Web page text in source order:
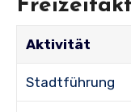
Aktivität
Stadtführung